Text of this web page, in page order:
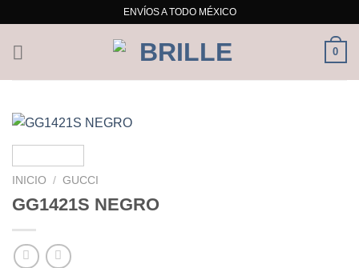
content
ENVÍOS A TODO MÉXICO
0
INICIO / GUCCI
GG1421S NEGRO